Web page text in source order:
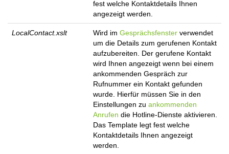
fest welche Kontaktdetails Ihnen
angezeigt werden.
LocalContact.xslt Wird im Gesprächsfenster verwendet
um die Details zum gerufenen Kontakt
aufzubereiten. Der gerufene Kontakt
wird Ihnen angezeigt wenn bei einem
ankommenden Gespräch zur
Rufnummer ein Kontakt gefunden
wurde. Hierfür müssen Sie in den
Einstellungen zu ankommenden
Anrufen die Hotline-Dienste aktivieren.
Das Template legt fest welche
Kontaktdetails Ihnen angezeigt
werden.